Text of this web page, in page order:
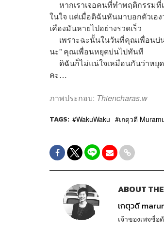
หากเราเจอคนที่ทำพฤติกรรมที่
ในใจ แต่เมื่อดิฉันหันมาบอกตัวเอ
เคืองมันหายไปอย่างรวดเร็ว
เพราะฉะนั้นในวันที่คุณเพื่อนบ่น
นะ” คุณเพื่อนหยุดบ่นไปทันที
ดิฉันก็ไม่แน่ใจเหมือนกันว่าหยุ
คะ…
ภาพประกอบ: Thiencharas.w
TAGS: WakuWaku เกตุวดี
ABOUT
เกตุวดี
เจ้าของเพจชื่อ